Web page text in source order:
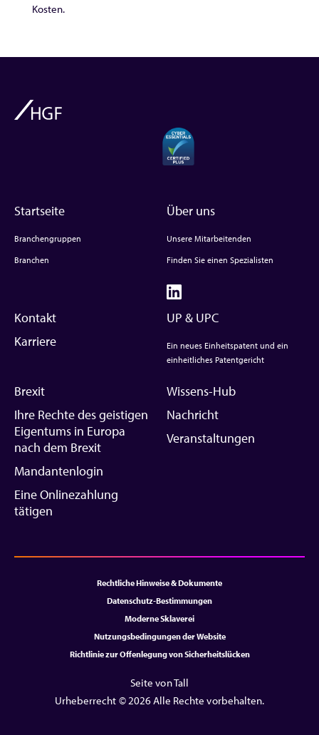
Kosten.
Startseite
Branchengruppen
Branchen
Über uns
Unsere Mitarbeitenden
Finden Sie einen Spezialisten
Kontakt
Karriere
UP & UPC
Ein neues Einheitspatent und ein
einheitliches Patentgericht
Brexit
Ihre Rechte des geistigen
Eigentums in Europa
nach dem Brexit
Mandantenlogin
Eine Onlinezahlung
tätigen
Wissens-Hub
Nachricht
Veranstaltungen
Rechtliche Hinweise & Dokumente
Datenschutz-Bestimmungen
Moderne Sklaverei
Nutzungsbedingungen der Website
Richtlinie zur Offenlegung von Sicherheitslücken
Seite von Tall
Urheberrecht © 2026 Alle Rechte vorbehalten.